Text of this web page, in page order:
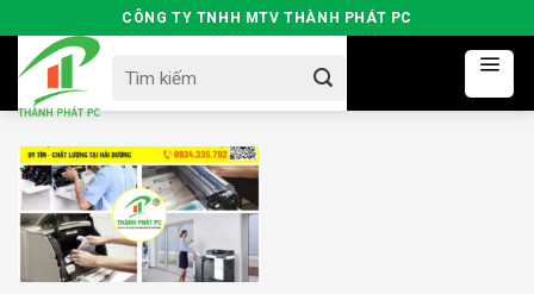
to
content
CÔNG TY TNHH MTV THÀNH PHÁT PC
for: